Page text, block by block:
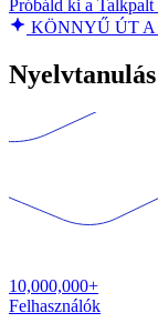
Próbáld ki a Talkpalt
KÖNNYŰ ÚT
10,000,000+
Felhasználók